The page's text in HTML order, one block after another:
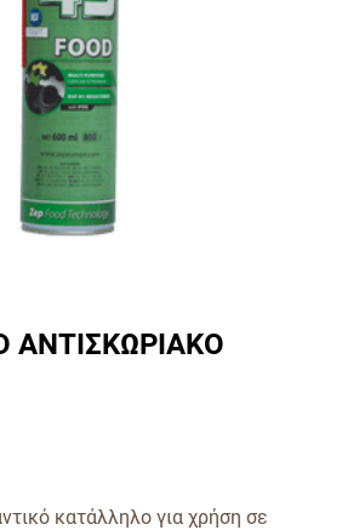
ΑΝΤΙΣΚΩΡΙΑΚΟ
κατάλληλο για χρήση σε